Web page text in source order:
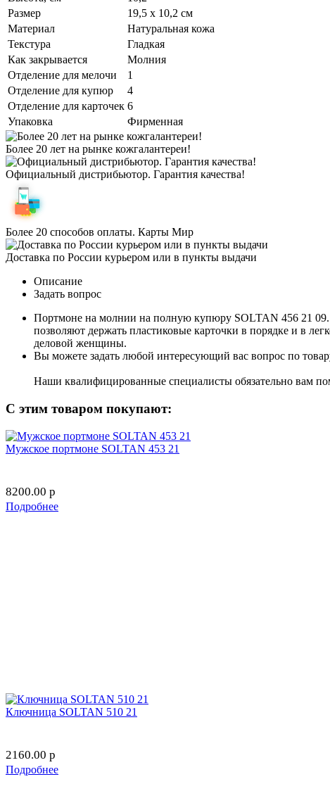
Размер
19,5 х 10,2 см
Материал
Натуральная кожа
Текстура
Гладкая
Как закрывается
Молния
Отделение для мелочи
1
Отделение для купюр
4
Отделение для карточек 6
Упаковка
Фирменная
Более 20 лет на рынке кожгалантереи!
Официальный дистрибьютор. Гарантия качества!
Более 20 способов оплаты. Карты Мир
Доставка по России курьером или в пункты выдачи
Описание
Задать вопрос
Портмоне на молнии на полную купюру SOLTAN 456 21
позволяют держать пластиковые карточки в порядке и в
деловой женщины.
Вы можете задать любой интересующий вас вопрос по
Наши квалифицированные специалисты обязательно вам
С этим товаром покупают:
Мужское портмоне SOLTAN 453 21
8200.00 p
Подробнее
Ключница SOLTAN 510 21
2160.00 p
Подробнее